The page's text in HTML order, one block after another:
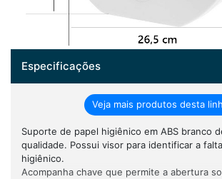
Especificações
Veja mais produtos desta
Suporte de papel higiênico em ABS branco
qualidade. Possui visor para identificar a
higiênico.
Acompanha chave que permite a abertura